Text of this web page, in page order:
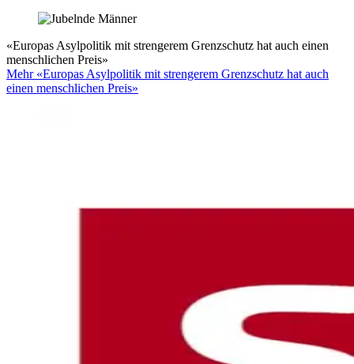
«Europas Asylpolitik mit strengerem Grenzschutz hat auch einen
menschlichen Preis»
Mehr «Europas Asylpolitik mit strengerem Grenzschutz hat auch
einen menschlichen Preis»